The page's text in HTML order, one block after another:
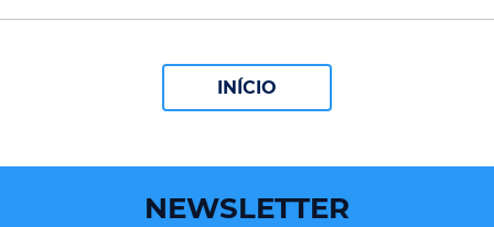
INÍCIO
NEWSLETTER